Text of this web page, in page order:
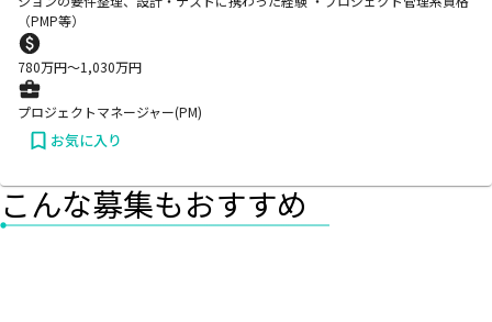
（PMP等）
780万円〜1,030万円
プロジェクトマネージャー(PM)
お気に入り
こんな募集もおすすめ